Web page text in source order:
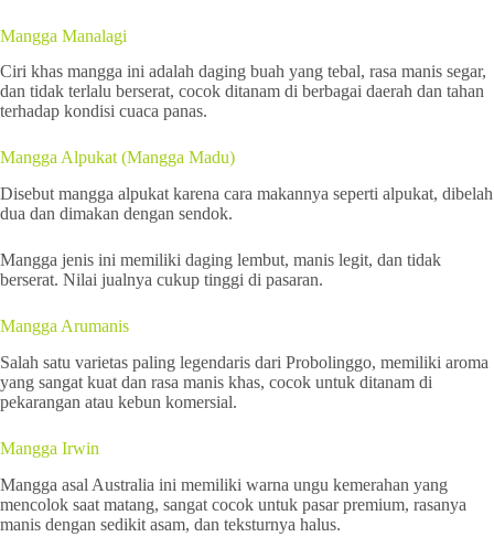
Mangga Manalagi
Ciri khas mangga ini adalah daging buah yang tebal, rasa manis segar,
dan tidak terlalu berserat, cocok ditanam di berbagai daerah dan tahan
terhadap kondisi cuaca panas.
Mangga Alpukat (Mangga Madu)
Disebut mangga alpukat karena cara makannya seperti alpukat, dibelah
dua dan dimakan dengan sendok.
Mangga jenis ini memiliki daging lembut, manis legit, dan tidak
berserat. Nilai jualnya cukup tinggi di pasaran.
Mangga Arumanis
Salah satu varietas paling legendaris dari Probolinggo, memiliki aroma
yang sangat kuat dan rasa manis khas, cocok untuk ditanam di
pekarangan atau kebun komersial.
Mangga Irwin
Mangga asal Australia ini memiliki warna ungu kemerahan yang
mencolok saat matang, sangat cocok untuk pasar premium, rasanya
manis dengan sedikit asam, dan teksturnya halus.